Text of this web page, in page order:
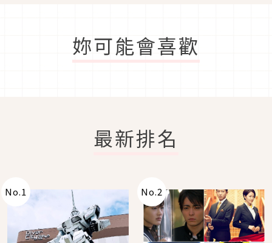
妳可能會喜歡
最新排名
No.1 No.2